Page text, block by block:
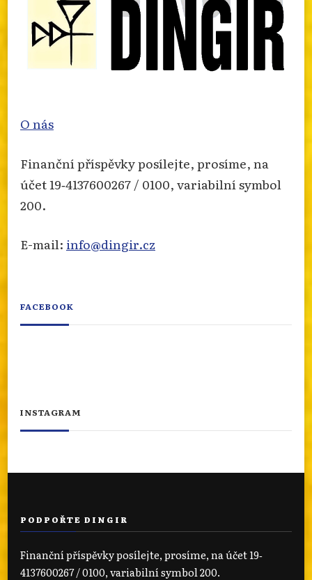
O nás
Finanční příspěvky posílejte, prosíme, na
účet 19‐4137600267 / 0100, variabilní symbol
200.
E-mail: info@dingir.cz
FACEBOOK
INSTAGRAM
PODPOŘTE DINGIR
Finanční příspěvky posílejte, prosíme, na účet 19‐
4137600267 / 0100, variabilní symbol 200.